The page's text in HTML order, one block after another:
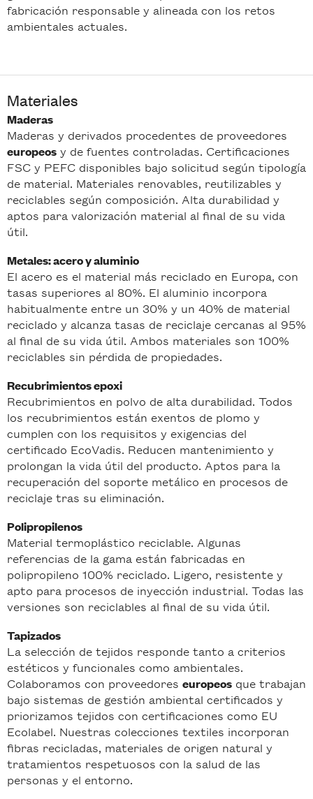
fabricación responsable y alineada con los retos
ambientales actuales.
Materiales
Maderas
Maderas y derivados procedentes de proveedores
europeos y de fuentes controladas. Certificaciones
FSC y PEFC disponibles bajo solicitud según tipología
de material. Materiales renovables, reutilizables y
reciclables según composición. Alta durabilidad y
aptos para valorización material al final de su vida
útil.
Metales: acero y aluminio
El acero es el material más reciclado en Europa, con
tasas superiores al 80%. El aluminio incorpora
habitualmente entre un 30% y un 40% de material
reciclado y alcanza tasas de reciclaje cercanas al 95%
al final de su vida útil. Ambos materiales son 100%
reciclables sin pérdida de propiedades.
Recubrimientos epoxi
Recubrimientos en polvo de alta durabilidad. Todos
los recubrimientos están exentos de plomo y
cumplen con los requisitos y exigencias del
certificado EcoVadis. Reducen mantenimiento y
prolongan la vida útil del producto. Aptos para la
recuperación del soporte metálico en procesos de
reciclaje tras su eliminación.
Polipropilenos
Material termoplástico reciclable. Algunas
referencias de la gama están fabricadas en
polipropileno 100% reciclado. Ligero, resistente y
apto para procesos de inyección industrial. Todas las
versiones son reciclables al final de su vida útil.
Tapizados
La selección de tejidos responde tanto a criterios
estéticos y funcionales como ambientales.
Colaboramos con proveedores europeos que trabajan
bajo sistemas de gestión ambiental certificados y
priorizamos tejidos con certificaciones como EU
Ecolabel. Nuestras colecciones textiles incorporan
fibras recicladas, materiales de origen natural y
tratamientos respetuosos con la salud de las
personas y el entorno.